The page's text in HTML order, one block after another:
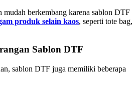
mudah berkembang karena sablon DTF
produk selain kaos, seperti tote bag,
Sablon DTF
sablon DTF juga memiliki beberapa